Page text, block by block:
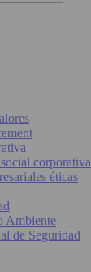
corporativa
éticas
Ambiente
de Seguridad